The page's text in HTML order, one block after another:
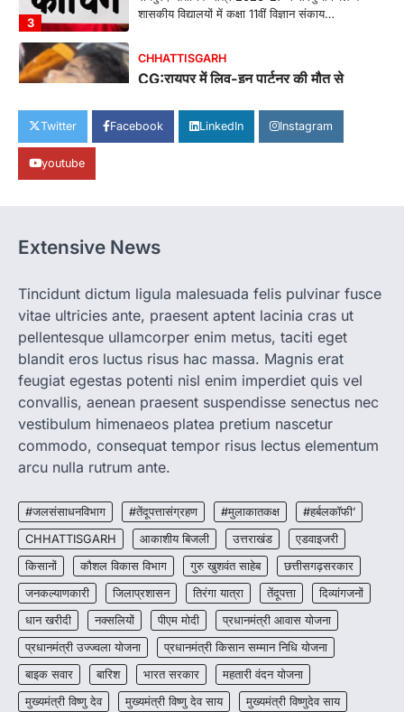
3
शासकीय विद्यालयों में कक्षा 11वीं विज्ञान संकाय…
CHHATTISGARH
CG:रायपुर में लिव-इन पार्टनर की मौत से
More Khabar August 6, 2026
रायपुर। राजधानी रायपुर से एक सनसनीखेज मामला
CHHATTISGARH
More Khabar
जिसे 2018 में शुरू किया गया…
2
CHHATTISGARH
CG: शराब दुकानों में गड़बड़ी पर आबकारी
विभाग का बड़ा एक्शन
More Khabar August 6, 2026
रायपुर। छत्तीसगढ़ में शराब दुकानों में अधिक कीमत पर
बिक्री और अन्य गंभीर अनियमितताओं के…
3
CG:NEET/JEEऑनलाइन कोचिंग सुविधा हेतु
कोचिंग संस्थानों से आवेदन आमंत्रित
More Khabar August 6, 2026
रायपुर। शैक्षणिक सत्र 2026-27 में सरगुजा जिले के
शासकीय विद्यालयों में कक्षा 11वीं विज्ञान संकाय…
CHHATTISGARH
CG:रायपुर में लिव-इन पार्टनर की मौत से
सनसनी, हत्या का शक
More Khabar August 6, 2026
Twitter Facebook LinkedIn Instagram
youtube
Extensive News
Tincidunt dictum ligula malesuada felis pulvinar fusce
vitae ultricies ante, praesent aptent lacinia cras ut
pellentesque ullamcorper enim metus, taciti eget
blandit eros luctus risus hac massa. Magnis erat
feugiat egestas potenti nisl enim imperdiet quis vel
convallis, aenean praesent suspendisse senectus nec
vestibulum himenaeos platea pretium nascetur
commodo, consequat tempor risus lectus elementum
arcu nulla rutrum ante.
#जलसंसाधनविभाग #तेंदूपत्तासंग्रहण #मुलाकातकक्ष
#हर्बलकॉफी’
CHHATTISGARH
आकाशीय बिजली उत्तराखंड
एडवाइजरी
किसानों
कौशल विकास विभाग गुरु खुशवंत साहेब
छत्तीसगढ़सरकार
जनकल्याणकारी
जिलाप्रशासन तिरंगा यात्रा तेंदूपत्ता
दिव्यांगजनों
धान खरीदी
नक्सलियों पीएम मोदी
प्रधानमंत्री आवास योजना
प्रधानमंत्री उज्ज्वला योजना
प्रधानमंत्री किसान सम्मान निधि योजना
बाइक सवार
बारिश भारत सरकार
महतारी वंदन योजना
मुख्यमंत्री विष्णु देव
मुख्यमंत्री विष्णु देव साय मुख्यमंत्री विष्णुदेव साय